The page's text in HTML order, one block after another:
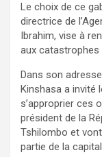
Le choix de ce
directrice de
Ibrahim, vise à
aux catastrophes
Dans son
Kinshasa a invité
s’approprier ces
président de la
Tshilombo et
partie de la